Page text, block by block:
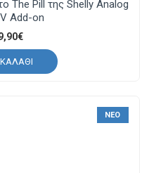
The Pill της Shelly Analog
Add-on
ΚΑΛΆΘΙ
ΝΈΟ